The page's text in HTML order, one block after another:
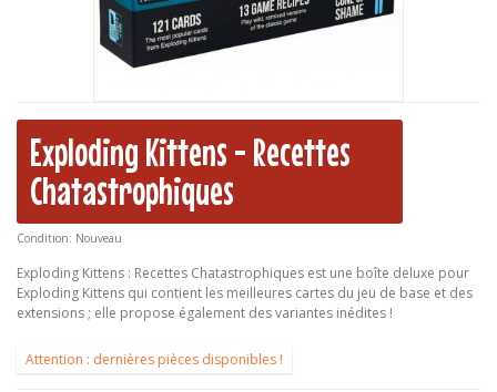
Exploding Kittens - Recettes
Chatastrophiques
Condition: Nouveau
Exploding Kittens : Recettes Chatastrophiques est une boîte deluxe pour
Exploding Kittens qui contient les meilleures cartes du jeu de base et des
extensions ; elle propose également des variantes inédites !
Attention : dernières pièces disponibles !